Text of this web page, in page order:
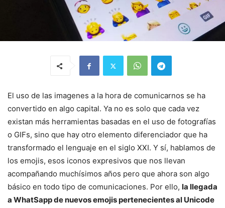
El uso de las imagenes a la hora de comunicarnos se ha
convertido en algo capital. Ya no es solo que cada vez
existan más herramientas basadas en el uso de fotografías
o GIFs, sino que hay otro elemento diferenciador que ha
transformado el lenguaje en el siglo XXI. Y sí, hablamos de
los emojis, esos iconos expresivos que nos llevan
acompañando muchísimos años pero que ahora son algo
básico en todo tipo de comunicaciones. Por ello, la llegada
a WhatSapp de nuevos emojis pertenecientes al Unicode